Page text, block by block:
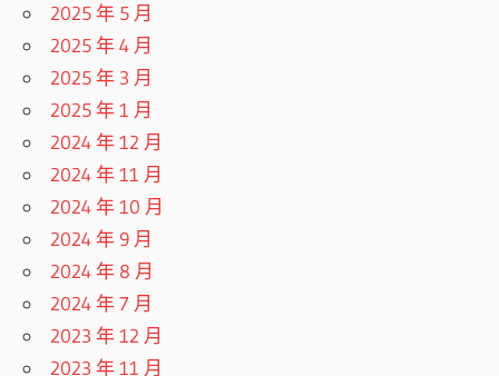
2025 年 5 月
2025 年 4 月
2025 年 3 月
2025 年 1 月
2024 年 12 月
2024 年 11 月
2024 年 10 月
2024 年 9 月
2024 年 8 月
2024 年 7 月
2023 年 12 月
2023 年 11 月